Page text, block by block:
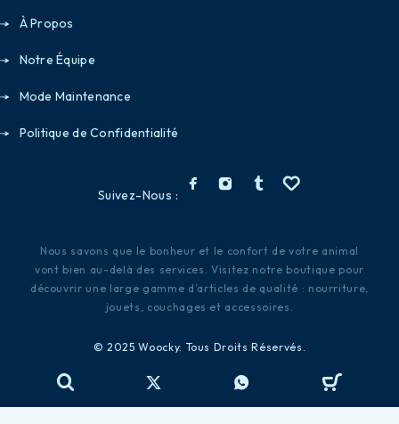
À Propos
Notre Équipe
Mode Maintenance
Politique de Confidentialité
Suivez-Nous :
Nous savons que le bonheur et le confort de votre animal
vont bien au-delà des services. Visitez notre boutique pour
découvrir une large gamme d’articles de qualité : nourriture,
jouets, couchages et accessoires.
© 2025 Woocky. Tous Droits Réservés.